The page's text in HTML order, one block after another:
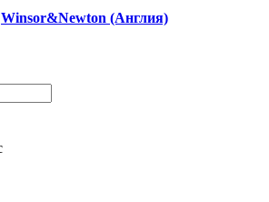
Winsor&Newton (Англия)